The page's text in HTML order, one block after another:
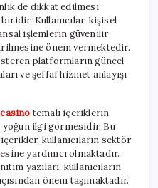
de dikkat edilmesi
Kullanıcılar, kişisel
işlemlerin güvenilir
önem vermektedir.
platformların güncel
ve şeffaf hizmet anlayışı
casinotemalı içeriklerin
yoğun ilgi görmesidir. Bu
kullanıcıların sektör
yardımcı olmaktadır.
yazıları, kullanıcıların
önem taşımaktadır.